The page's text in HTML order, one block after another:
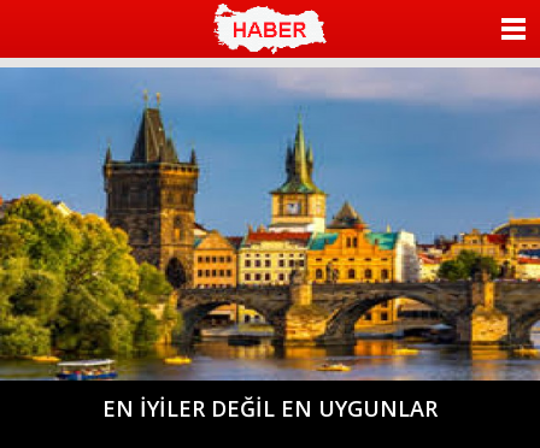
DÖNÜŞMEYEN TEK ŞEY DÖNÜŞÜM
FOTO GALERİ
VİDEO GALERİ
KÜNYE